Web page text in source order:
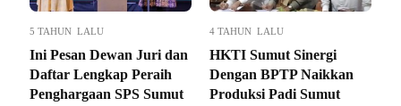
5 TAHUN LALU
Ini Pesan Dewan Juri dan
Daftar Lengkap Peraih
Penghargaan SPS Sumut
4 TAHUN LALU
HKTI Sumut Sinergi
Dengan BPTP Naikkan
Produksi Padi Sumut